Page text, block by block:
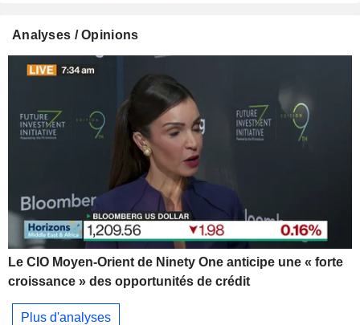
Analyses / Opinions
Le CIO Moyen-Orient de Ninety One anticipe une « forte
croissance » des opportunités de crédit
Plus d'analyses